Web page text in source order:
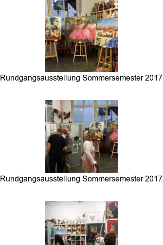
Rundgangsausstellung Sommersemester 2017
Rundgangsausstellung Sommersemester 2017